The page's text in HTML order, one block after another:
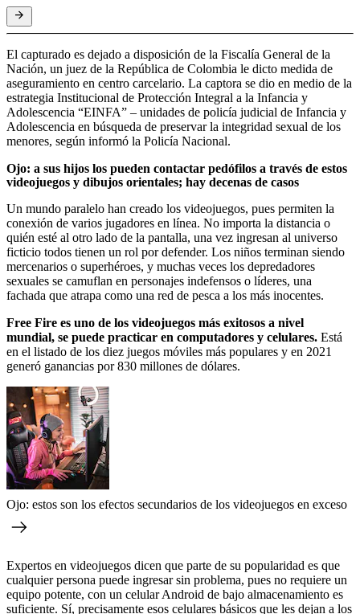
El capturado es dejado a disposición de la Fiscalía General de la
Nación, un juez de la República de Colombia le dicto medida de
aseguramiento en centro carcelario. La captora se dio en medio de la
estrategia Institucional de Protección Integral a la Infancia y
Adolescencia “EINFA” – unidades de policía judicial de Infancia y
Adolescencia en búsqueda de preservar la integridad sexual de los
menores, según informó la Policía Nacional.
Ojo: a sus hijos los pueden contactar pedófilos a través de estos
videojuegos y dibujos orientales; hay decenas de casos
Un mundo paralelo han creado los videojuegos, pues permiten la
conexión de varios jugadores en línea. No importa la distancia o
quién esté al otro lado de la pantalla, una vez ingresan al universo
ficticio todos tienen un rol por defender. Los niños terminan siendo
mercenarios o superhéroes, y muchas veces los depredadores
sexuales se camuflan en personajes indefensos o líderes, una
fachada que atrapa como una red de pesca a los más inocentes.
Free Fire es uno de los videojuegos más exitosos a nivel
mundial, se puede practicar en computadores y celulares. Está
en el listado de los diez juegos móviles más populares y en 2021
generó ganancias por 830 millones de dólares.
Ojo: estos son los efectos secundarios de los videojuegos en exceso
Expertos en videojuegos dicen que parte de su popularidad es que
cualquier persona puede ingresar sin problema, pues no requiere un
equipo potente, con un celular Android de bajo almacenamiento es
suficiente. Sí, precisamente esos celulares básicos que les dejan a los